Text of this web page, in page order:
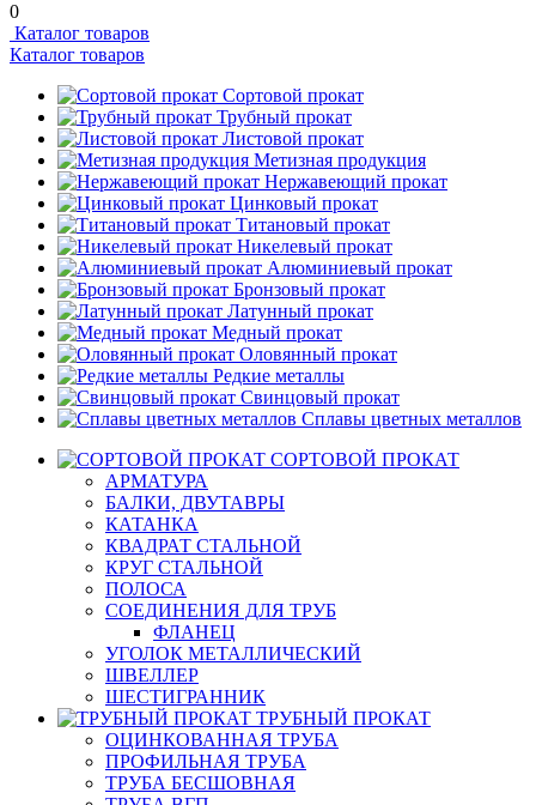
0
Каталог товаров
Каталог товаров
Сортовой прокат
Трубный прокат
Листовой прокат
Метизная продукция
Нержавеющий прокат
Цинковый прокат
Титановый прокат
Никелевый прокат
Алюминиевый прокат
Бронзовый прокат
Латунный прокат
Медный прокат
Оловянный прокат
Редкие металлы
Свинцовый прокат
Сплавы цветных металлов
СОРТОВОЙ ПРОКАТ
АРМАТУРА
БАЛКИ, ДВУТАВРЫ
КАТАНКА
КВАДРАТ СТАЛЬНОЙ
КРУГ СТАЛЬНОЙ
ПОЛОСА
СОЕДИНЕНИЯ ДЛЯ ТРУБ
ФЛАНЕЦ
УГОЛОК МЕТАЛЛИЧЕСКИЙ
ШВЕЛЛЕР
ШЕСТИГРАННИК
ТРУБНЫЙ ПРОКАТ
ОЦИНКОВАННАЯ ТРУБА
ПРОФИЛЬНАЯ ТРУБА
ТРУБА БЕСШОВНАЯ